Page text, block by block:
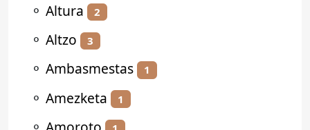
⚬ Altura 2
⚬ Altzo 3
⚬ Ambasmestas 1
⚬ Amezketa 1